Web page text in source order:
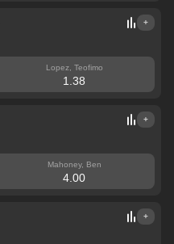
+
Lopez, Teofimo
1.38
+
Mahoney, Ben
4.00
+